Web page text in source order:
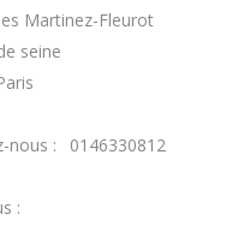
Martinez-Fleurot
seine
nous : 0146330812
: